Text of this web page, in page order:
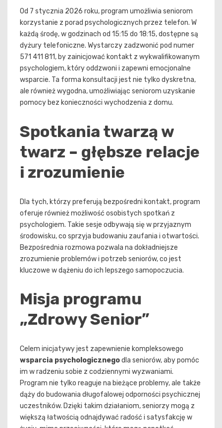
Od 7 stycznia 2026 roku, program umożliwia seniorom
korzystanie z porad psychologicznych przez telefon. W
każdą środę, w godzinach od 15:15 do 18:15, dostępne są
dyżury telefoniczne. Wystarczy zadzwonić pod numer
571 411 811, by zainicjować kontakt z wykwalifikowanym
psychologiem, który oddzwoni i zapewni emocjonalne
wsparcie. Ta forma konsultacji jest nie tylko dyskretna,
ale również wygodna, umożliwiając seniorom uzyskanie
pomocy bez konieczności wychodzenia z domu.
Spotkania twarzą w
twarz – głębsze relacje
i zrozumienie
Dla tych, którzy preferują bezpośredni kontakt, program
oferuje również możliwość osobistych spotkań z
psychologiem. Takie sesje odbywają się w przyjaznym
środowisku, co sprzyja budowaniu zaufania i otwartości.
Bezpośrednia rozmowa pozwala na dokładniejsze
zrozumienie problemów i potrzeb seniorów, co jest
kluczowe w dążeniu do ich lepszego samopoczucia.
Misja programu
„Zdrowy Senior”
Celem inicjatywy jest zapewnienie kompleksowego
wsparcia psychologicznegodla seniorów, aby pomóc
im w radzeniu sobie z codziennymi wyzwaniami.
Program nie tylko reaguje na bieżące problemy, ale także
dąży do budowania długofalowej odporności psychicznej
uczestników. Dzięki takim działaniom, seniorzy mogą z
większą łatwością odnajdywać radość i satysfakcję w